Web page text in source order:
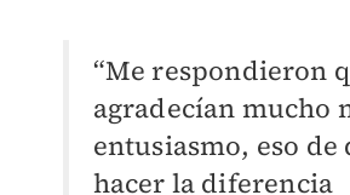
“Me respondieron
agradecían mucho
entusiasmo, eso de
hacer la diferencia